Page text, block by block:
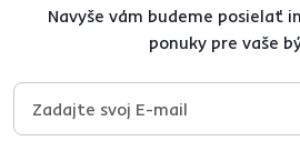
Navyše vám budeme posielať
ponuky pre vaše